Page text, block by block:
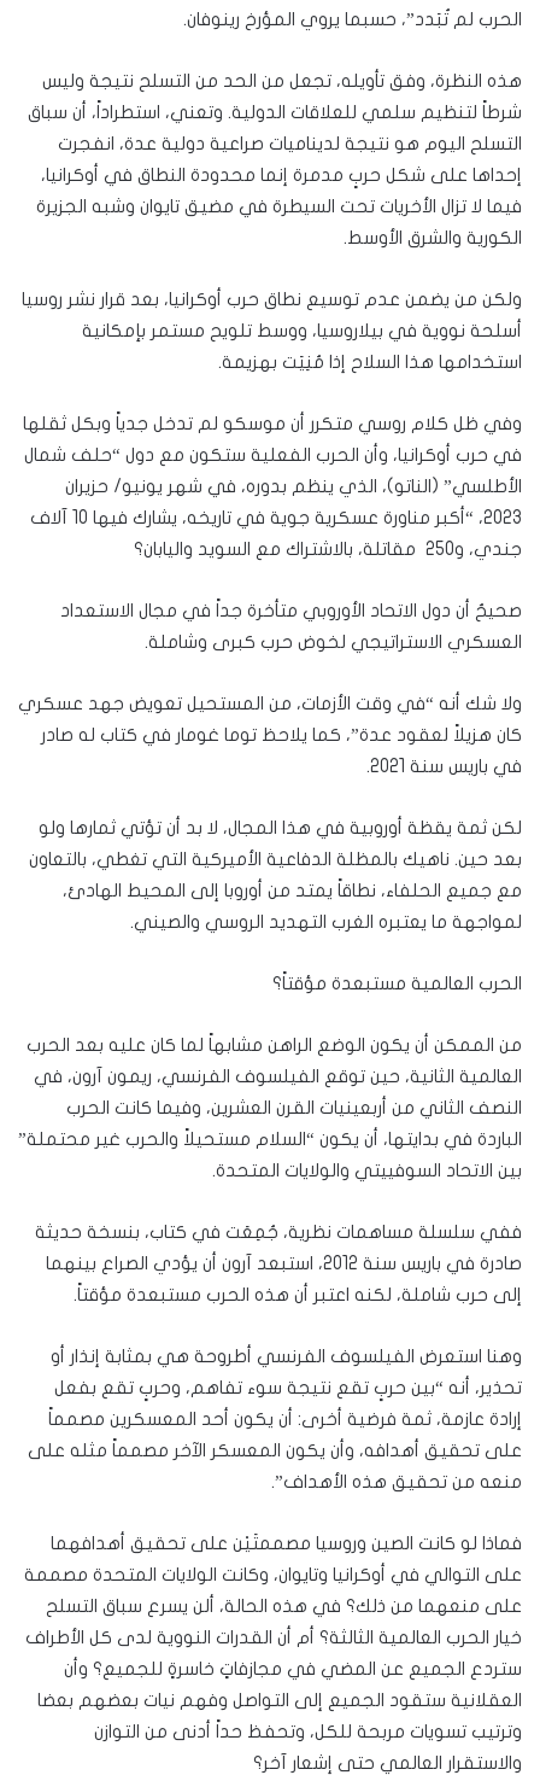
الحرب لم تُبَدد”، حسبما يروي المؤرخ رينوفان.
هذه النظرة، وفق تأويله، تجعل من الحد من التسلح نتيجة وليس
شرطاً لتنظيم سلمي للعلاقات الدولية. وتعني، استطراداً، أن سباق
التسلح اليوم هو نتيجة لديناميات صراعية دولية عدة، انفجرت
إحداها على شكل حربٍ مدمرة إنما محدودة النطاق في أوكرانيا،
فيما لا تزال الأخريات تحت السيطرة في مضيق تايوان وشبه الجزيرة
الكورية والشرق الأوسط.
ولكن من يضمن عدم توسيع نطاق حرب أوكرانيا، بعد قرار نشر روسيا
أسلحة نووية في بيلاروسيا، ووسط تلويح مستمر بإمكانية
استخدامها هذا السلاح إذا مُنِيَت بهزيمة.
وفي ظل كلام روسي متكرر أن موسكو لم تدخل جدياً وبكل ثقلها
في حرب أوكرانيا، وأن الحرب الفعلية ستكون مع دول “حلف شمال
الأطلسي” (الناتو)، الذي ينظم بدوره، في شهر يونيو/ حزيران
2023، “أكبر مناورة عسكرية جوية في تاريخه، يشارك فيها 10 آلاف
جندي، و250 مقاتلة، بالاشتراك مع السويد واليابان؟
صحيحٌ أن دول الاتحاد الأوروبي متأخرة جداً في مجال الاستعداد
العسكري الاستراتيجي لخوض حرب كبرى وشاملة.
ولا شك أنه “في وقت الأزمات، من المستحيل تعويض جهد عسكري
كان هزيلاً لعقود عدة”، كما يلاحظ توما غومار في كتاب له صادر
في باريس سنة 2021.
لكن ثمة يقظة أوروبية في هذا المجال، لا بد أن تؤتي ثمارها ولو
بعد حين. ناهيك بالمظلة الدفاعية الأميركية التي تغطي، بالتعاون
مع جميع الحلفاء، نطاقاً يمتد من أوروبا إلى المحيط الهادئ،
لمواجهة ما يعتبره الغرب التهديد الروسي والصيني.
الحرب العالمية مستبعدة مؤقتاً؟
من الممكن أن يكون الوضع الراهن مشابهاً لما كان عليه بعد الحرب
العالمية الثانية، حين توقع الفيلسوف الفرنسي، ريمون آرون، في
النصف الثاني من أربعينيات القرن العشرين، وفيما كانت الحرب
الباردة في بدايتها، أن يكون “السلام مستحيلاً والحرب غير محتملة”
بين الاتحاد السوفييتي والولايات المتحدة.
ففي سلسلة مساهمات نظرية، جُمِعَت في كتاب، بنسخة حديثة
صادرة في باريس سنة 2012، استبعد آرون أن يؤدي الصراع بينهما
إلى حرب شاملة، لكنه اعتبر أن هذه الحرب مستبعدة مؤقتاً.
وهنا استعرض الفيلسوف الفرنسي أطروحة هي بمثابة إنذار أو
تحذير، أنه “بين حربٍ تقع نتيجة سوء تفاهم، وحربٍ تقع بفعل
إرادة عازمة، ثمة فرضية أخرى: أن يكون أحد المعسكرين مصمماً
على تحقيق أهدافه، وأن يكون المعسكر الآخر مصمماً مثله على
منعه من تحقيق هذه الأهداف”.
فماذا لو كانت الصين وروسيا مصممتَيْن على تحقيق أهدافهما
على التوالي في أوكرانيا وتايوان، وكانت الولايات المتحدة مصممة
على منعهما من ذلك؟ في هذه الحالة، ألن يسرع سباق التسلح
خيار الحرب العالمية الثالثة؟ أم أن القدرات النووية لدى كل الأطراف
ستردع الجميع عن المضي في مجازفاتٍ خاسرةٍ للجميع؟ وأن
العقلانية ستقود الجميع إلى التواصل وفهم نيات بعضهم بعضا
وترتيب تسويات مربحة للكل، وتحفظ حداً أدنى من التوازن
والاستقرار العالمي حتى إشعار آخر؟